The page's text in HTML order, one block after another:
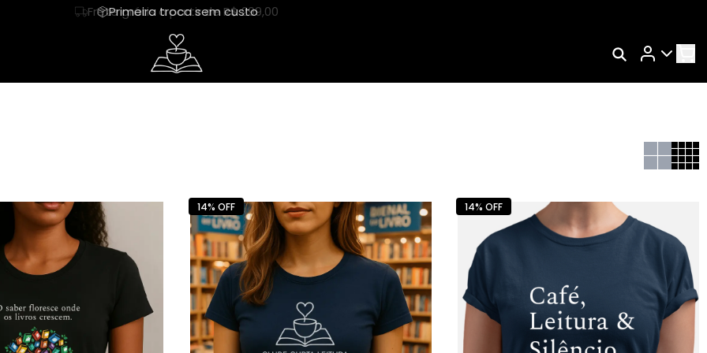
Frete grátis a partir de R$ 299,00
Primeira troca sem custo
Cerveja Happy hour
Leitor
Churrasco Chimarrão
Treino amigas
14% OFF 14% OFF